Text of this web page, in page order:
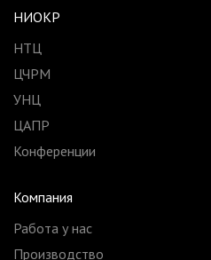
НИОКР
НТЦ
ЦЧРМ
УНЦ
ЦАПР
Конференции
Компания
Работа у нас
Производство